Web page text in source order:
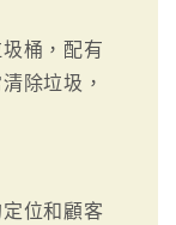
桶，配有
除垃圾，
位和顧客